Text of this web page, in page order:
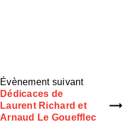
Évènement suivant
Dédicaces de
Laurent Richard et
Arnaud Le Gouefflec